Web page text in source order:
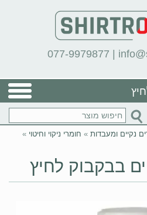
077-9979877 |
נקיים ומעבדות » חומרי ניקוי וחיטוי »
בבקבוק לחיץ